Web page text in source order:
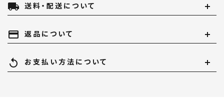
local_shipping 送料・配送について
payment 返品について
replay お支払い方法について